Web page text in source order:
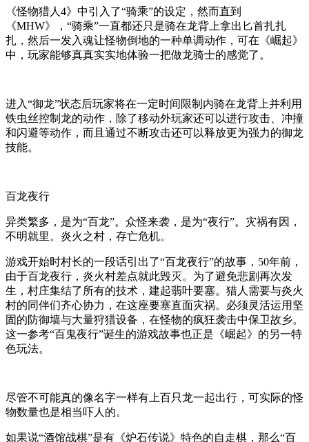
《怪物猎人4》中引入了“骑乘”的设定，然而直到
《MHW》，“骑乘”一直都还只是骑在龙背上拿出匕首扎扎
扎，然后一发入魂让怪物倒地的一种单调动作，可在《崛起》
中，玩家能够真真实实地体验一把做龙骑士的感觉了。
进入“御龙”状态后玩家将在一定时间限制内骑在龙背上并利用
铁虫丝控制龙的动作，除了移动外玩家还可以进行攻击、冲撞
和闪避等动作，而且通过不断攻击还可以释放更为强力的御龙
技能。
百龙夜行
异类繁多，是为“百龙”。众怪来袭，是为“夜行”。灾祸有因，
不明就里。炎火之村，存亡危机。
游戏开始时村长的一段话引出了“百龙夜行”的故事，50年前，
由于百龙夜行，炎火村差点就此毁灭。为了避免悲剧再次发
生，村庄集结了所有的技术，建起翡叶要塞。猎人需要与炎火
村的同伴们齐心协力，在这座要塞直面灾祸。必须灵活运用坚
固的防御墙与大量狩猎设备，在怪物的疯狂袭击中保卫故乡。
这一参考“百鬼夜行”诞生的游戏故事也正是《崛起》的另一特
色玩法。
尽管不可能真的像名字一样有上百只龙一起出行，可实际的怪
物数量也是相当吓人的。
如果说“酒馆战棋”是有《炉石传说》特色的自走棋，那么“百